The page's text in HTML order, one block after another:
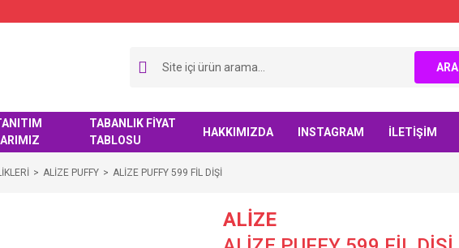
ARA
TABANLIK FİYAT
TABLOSU
HAKKIMIZDA INSTAGRAM İLETİŞİM
ALİZE PUFFY ALİZE PUFFY 599 FİL DİŞİ
ALİZE